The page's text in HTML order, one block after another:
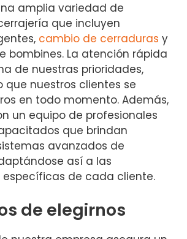
amplia variedad de
que incluyen
cambio de cerraduras y
bombines. La atención rápida
de nuestras prioridades,
que nuestros clientes se
en todo momento. Además,
un equipo de profesionales
que brindan
avanzados de
así a las
de cada cliente.
de elegirnos